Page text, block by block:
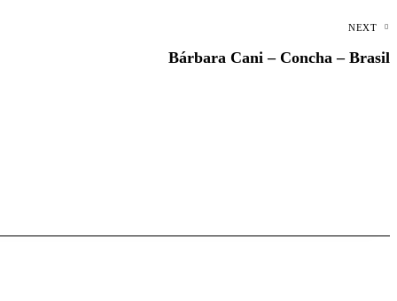
NEXT
Bárbara Cani – Concha – Brasil